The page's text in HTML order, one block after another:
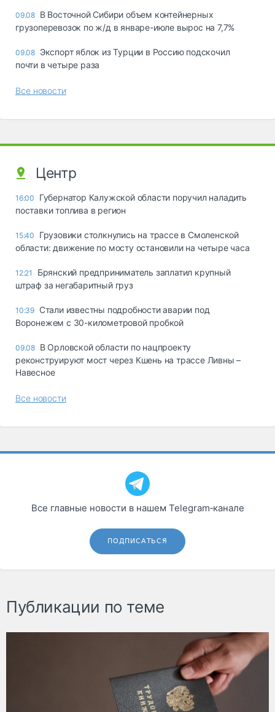
09.08 В Восточной Сибири объем контейнерных
грузоперевозок по ж/д в январе-июле вырос на 7,7%
09.08 Экспорт яблок из Турции в Россию подскочил
почти в четыре раза
Все новости
Центр
16:00
Губернатор Калужской области поручил наладить
поставки топлива в регион
15:40
Грузовики столкнулись на трассе в Смоленской
области: движение по мосту остановили на четыре часа
12:21
Брянский предприниматель заплатил крупный
штраф за негабаритный груз
10:39 Стали известны подробности аварии под
Воронежем с 30-километровой пробкой
09.08 В Орловской области по нацпроекту
реконструируют мост через Кшень на трассе Ливны –
Навесное
Все новости
Все главные новости в нашем Telegram‑канале
ПОДПИСАТЬСЯ
Публикации по теме